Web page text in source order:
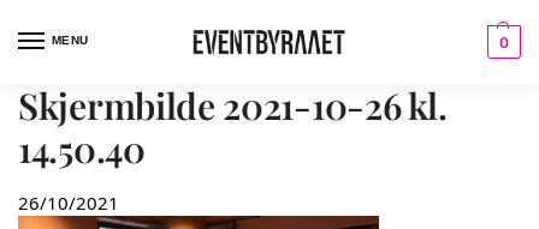
MENU 0
Skjermbilde 2021-10-26 kl.
14.50.40
26/10/2021